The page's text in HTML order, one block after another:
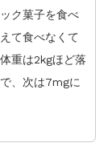
ク菓子を食べ
て食べなくて
重は2kgほど落
、次は7mgに